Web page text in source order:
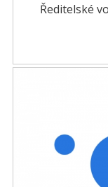
Ředitelské